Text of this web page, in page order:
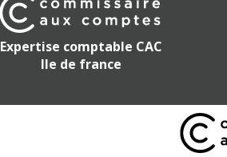
Expertise comptable CAC
Ile de france